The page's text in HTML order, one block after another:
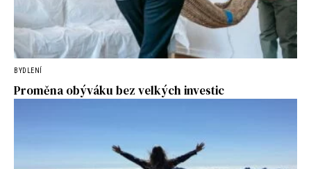
BYDLENÍ
Proměna obýváku bez velkých investic